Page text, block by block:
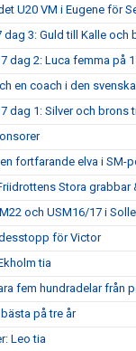
U20 VM i Eugene för
3: Guld till Kalle och
dag 2: Luca femma på
en coach i den
dag 1: Silver och brons
fortfarande elva i SM-
Stora grabbar
och USM16/17 i
för Victor
tia
fem hundradelar från
på tre år
Leo tia